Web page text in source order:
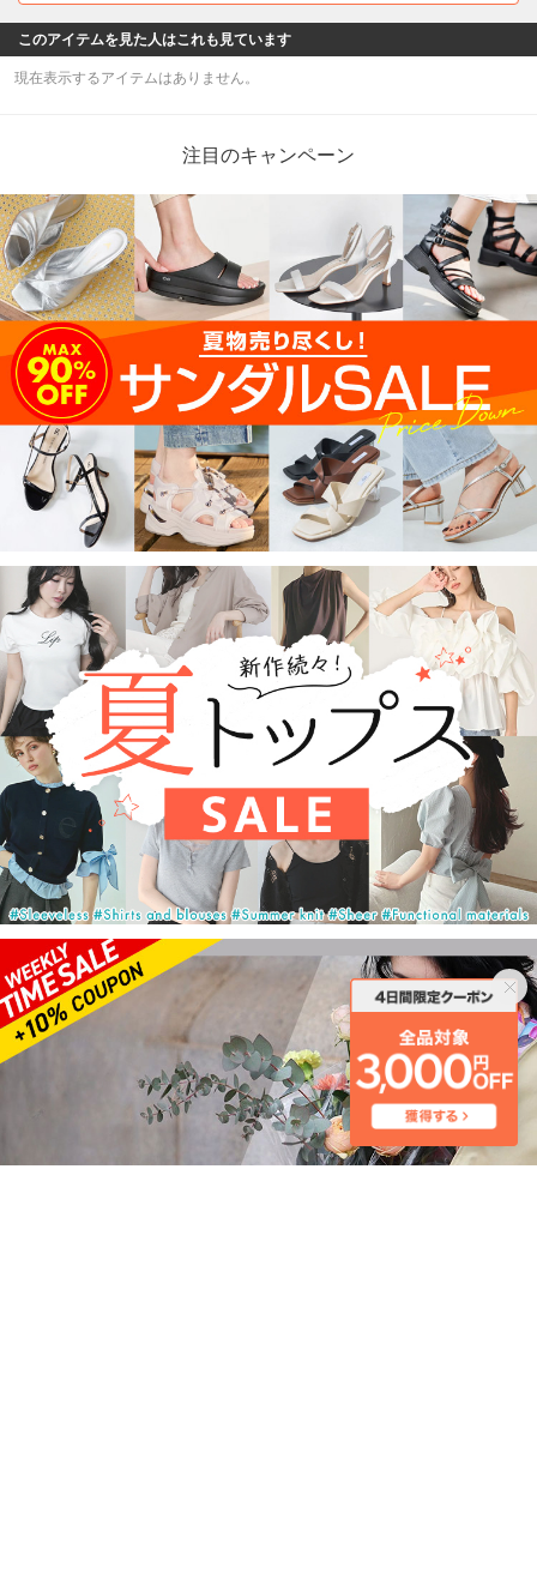
ッグです。
このアイテムを見た人はこれも見ています
現在表示するアイテムはありません。
注目のキャンペーン